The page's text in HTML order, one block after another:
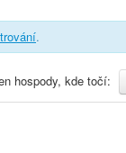
.
hospody, kde točí: